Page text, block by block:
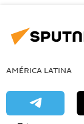
AMÉRICA LATINA